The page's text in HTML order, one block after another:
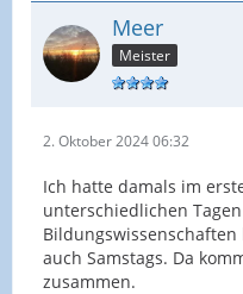
Meer
Meister
2. Oktober 2024 06:32
Ich hatte damals im
unterschiedlichen
auch Samstags. Da
zusammen.